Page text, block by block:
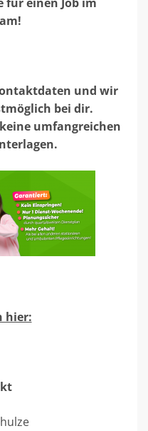
und wir
bei dir.
umfangreichen
hier: